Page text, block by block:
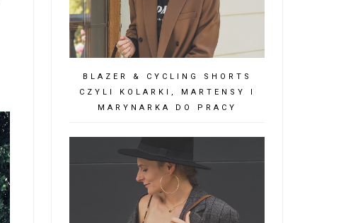
BLAZER & CYCLING SHORTS
CZYLI KOLARKI, MARTENSY I
MARYNARKA DO PRACY